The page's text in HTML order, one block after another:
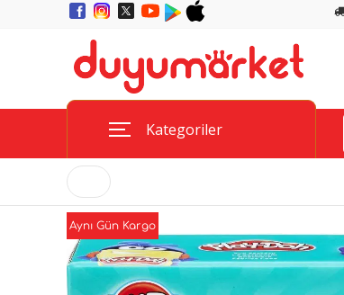
Kategoriler
Aynı Gün Kargo